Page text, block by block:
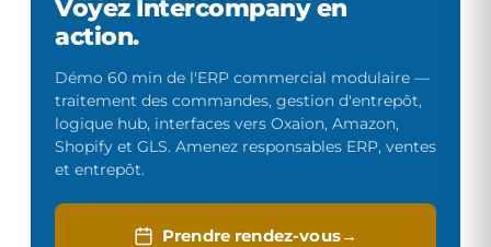
Voyez Intercompany en
action.
Démo 60 min de l'ERP commercial modulaire —
traitement des commandes, gestion d'entrepôt,
logique hub, interfaces vers Oxaion, Amazon,
Shopify et GLS. Amenez responsables ERP, ventes
et entrepôt.
Prendre rendez-vous